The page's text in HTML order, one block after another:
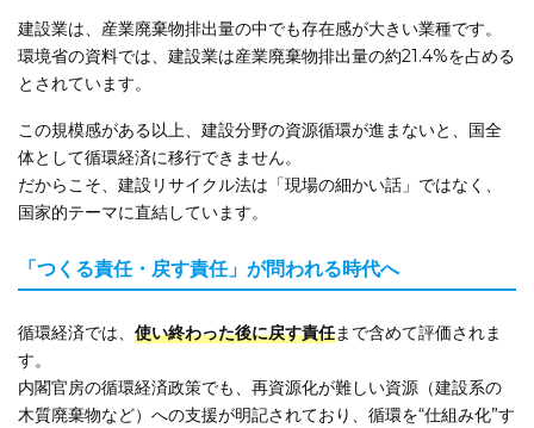
建設業は、産業廃棄物排出量の中でも存在感が大きい業種です。
環境省の資料では、建設業は産業廃棄物排出量の約21.4%を占める
とされています。
この規模感がある以上、建設分野の資源循環が進まないと、国全
体として循環経済に移行できません。
だからこそ、建設リサイクル法は「現場の細かい話」ではなく、
国家的テーマに直結しています。
「つくる責任・戻す責任」が問われる時代へ
循環経済では、 使い終わった後に戻す責任まで含めて評価されま
す。
内閣官房の循環経済政策でも、再資源化が難しい資源（建設系の
木質廃棄物など）への支援が明記されており、循環を“仕組み化”す